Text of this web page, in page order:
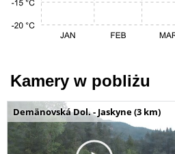
Kamery w pobliżu
Demänovská Dol. - Jaskyne (3 km)